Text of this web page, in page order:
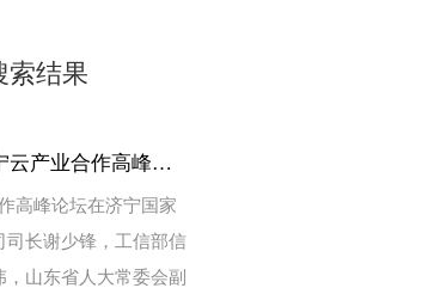
索结果
云产业合作高峰论
高峰论坛在济宁国家
司长谢少锋，工信部信
山东省人大常委会副